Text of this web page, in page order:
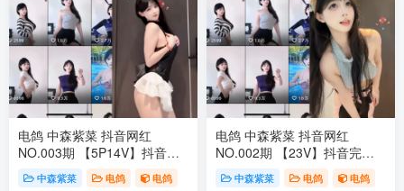
电鸽 中森紫菜 抖音网红
NO.003期 【5P14V】抖音完
整版合集
中森紫菜 电鸽 电鸽
电鸽 中森紫菜 抖音网红
NO.002期 【23V】抖音完整
版合集中森紫菜 电鸽 电鸽